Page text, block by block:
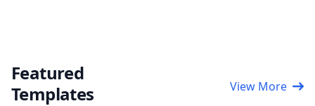
Featured
Templates
View More